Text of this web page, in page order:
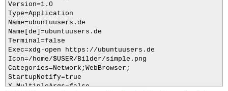
Version=1.0
Type=Application
Name=ubuntuusers.de
Name[de]=ubuntuusers.de
Terminal=false
Exec=xdg-open https://ubuntuusers.de
Icon=/home/$USER/Bilder/simple.png
Categories=Network;WebBrowser;
StartupNotify=true
X-MultipleArgs=false